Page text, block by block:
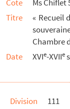
Cote
Ms Chiflet
Titre
« Recueil
Chambre
Date
XVIe-XVIIe
Division
111